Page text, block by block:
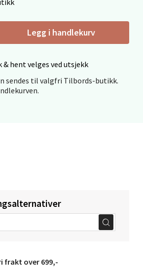
Legg i handlekurv
& hent velges ved utsjekk
sendes til valgfri Tilbords-butikk.
frakt over 699,-
Mandal